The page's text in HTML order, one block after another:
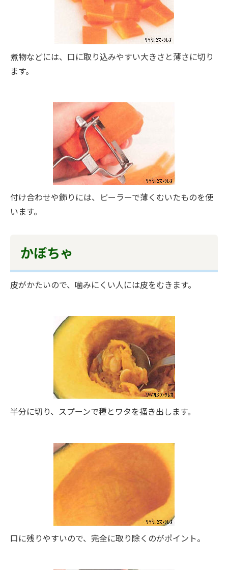
煮物などには、口に取り込みやすい大きさと薄さに切り
ます。
付け合わせや飾りには、ピーラーで薄くむいたものを使
います。
かぼちゃ
皮がかたいので、噛みにくい人には皮をむきます。
半分に切り、スプーンで種とワタを掻き出します。
口に残りやすいので、完全に取り除くのがポイント。